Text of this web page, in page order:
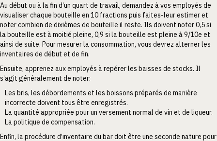
Au début ou à la fin d’un quart de travail, demandez à vos employés de
visualiser chaque bouteille en 10 fractions puis faites-leur estimer et
noter combien de dixièmes de bouteille il reste. Ils doivent noter 0,5 si
la bouteille est à moitié pleine, 0,9 si la bouteille est pleine à 9/10e et
ainsi de suite. Pour mesurer la consommation, vous devrez alterner les
inventaires de début et de fin.
Ensuite, apprenez aux employés à repérer les baisses de stocks. Il
s’agit généralement de noter:
Les bris, les débordements et les boissons préparés de manière
incorrecte doivent tous être enregistrés.
La quantité appropriée pour un versement normal de vin et de liqueur.
La politique de compensation.
Enfin, la procédure d’inventaire du bar doit être une seconde nature pour